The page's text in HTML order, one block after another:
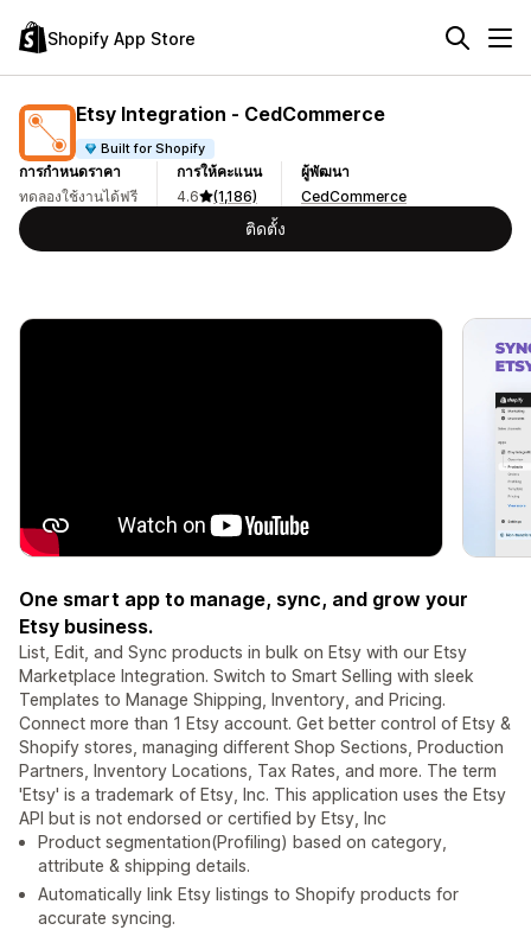
Shopify App Store
Etsy Integration ‑ CedCommerce
Built for Shopify
การกำหนดราคา
ทดลองใช้งานได้ฟรี
การให้คะแนน
4.6
(1,186)
ผู้พัฒนา
CedCommerce
ติดตั้ง
One smart app to manage, sync, and grow your
Etsy business.
List, Edit, and Sync products in bulk on Etsy with our Etsy
Marketplace Integration. Switch to Smart Selling with sleek
Templates to Manage Shipping, Inventory, and Pricing.
Connect more than 1 Etsy account. Get better control of Etsy &
Shopify stores, managing different Shop Sections, Production
Partners, Inventory Locations, Tax Rates, and more. The term
'Etsy' is a trademark of Etsy, Inc. This application uses the Etsy
API but is not endorsed or certified by Etsy, Inc
Product segmentation(Profiling) based on category,
attribute & shipping details.
Automatically link Etsy listings to Shopify products for
accurate syncing.